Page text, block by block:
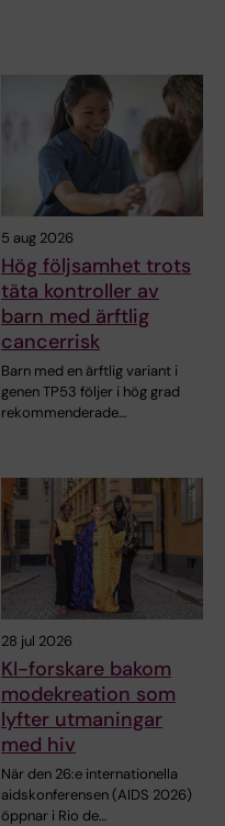
5 aug 2026
Hög följsamhet trots
täta kontroller av
barn med ärftlig
cancerrisk
Barn med en ärftlig variant i
genen TP53 följer i hög grad
rekommenderade…
28 jul 2026
KI-forskare bakom
modekreation som
lyfter utmaningar
med hiv
När den 26:e internationella
aidskonferensen (AIDS 2026)
öppnar i Rio de…